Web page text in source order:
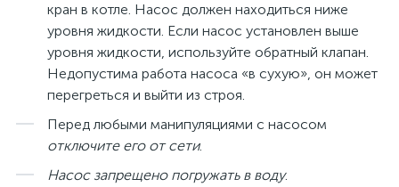
кран в котле. Насос должен находиться ниже
уровня жидкости. Если насос установлен выше
уровня жидкости, используйте обратный клапан.
Недопустима работа насоса «в сухую», он может
перегреться и выйти из строя.
Перед любыми манипуляциями с насосом
отключите его от сети.
Насос запрещено погружать в воду.